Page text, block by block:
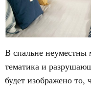
В спальне
тематика и
будет изображено то,